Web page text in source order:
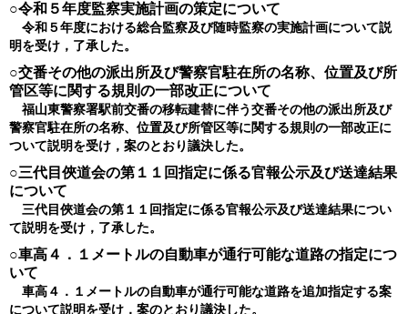
○令和５年度監察実施計画の策定について
令和５年度における総合監察及び随時監察の実施計画について説
明を受け，了承した。
○交番その他の派出所及び警察官駐在所の名称、位置及び所
管区等に関する規則の一部改正について
福山東警察署駅前交番の移転建替に伴う交番その他の派出所及び
警察官駐在所の名称、位置及び所管区等に関する規則の一部改正に
ついて説明を受け，案のとおり議決した。
○三代目俠道会の第１１回指定に係る官報公示及び送達結果
について
三代目俠道会の第１１回指定に係る官報公示及び送達結果につい
て説明を受け，了承した。
○車高４．１メートルの自動車が通行可能な道路の指定につ
いて
車高４．１メートルの自動車が通行可能な道路を追加指定する案
について説明を受け，案のとおり議決した。